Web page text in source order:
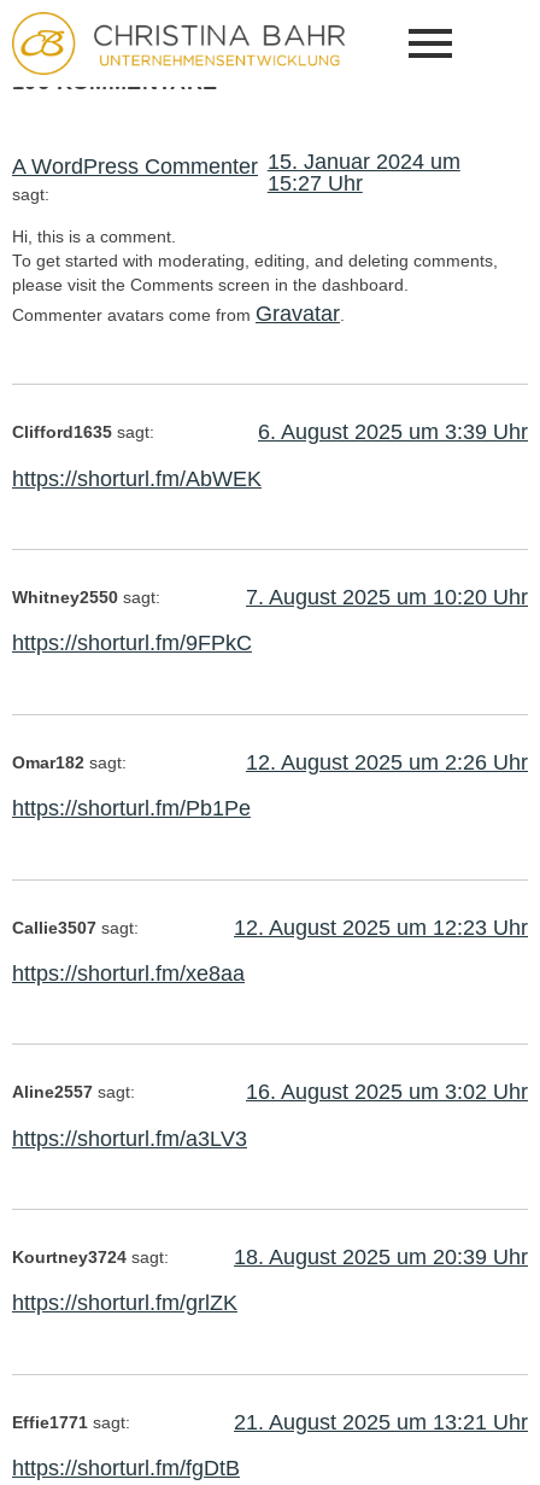
Welcome to WordPress. This is your first post. Edit or delete it,
then start writing!
106 KOMMENTARE
A WordPress Commenter
sagt:
15. Januar 2024 um
15:27 Uhr
Hi, this is a comment.
To get started with moderating, editing, and deleting comments,
please visit the Comments screen in the dashboard.
Commenter avatars come from Gravatar
Clifford1635 sagt:
6. August 2025 um 3:39 Uhr
https://shorturl.fm/AbWEK
Whitney2550 sagt:
7. August 2025 um 10:20 Uhr
https://shorturl.fm/9FPkC
Omar182 sagt:
12. August 2025 um 2:26 Uhr
https://shorturl.fm/Pb1Pe
Callie3507 sagt:
12. August 2025 um 12:23 Uhr
https://shorturl.fm/xe8aa
Aline2557 sagt:
16. August 2025 um 3:02 Uhr
https://shorturl.fm/a3LV3
Kourtney3724 sagt:
18. August 2025 um 20:39 Uhr
https://shorturl.fm/grlZK
Effie1771 sagt:
21. August 2025 um 13:21 Uhr
https://shorturl.fm/fgDtB